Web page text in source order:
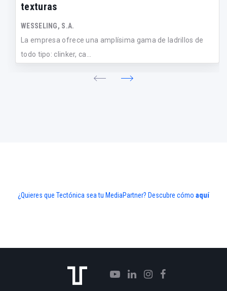
texturas
WESSELING, S.A.
La empresa ofrece una amplísima gama de ladrillos de
todo tipo: clinker, ca...
¿Quieres que Tectónica sea tu MediaPartner? Descubre cómo aquí